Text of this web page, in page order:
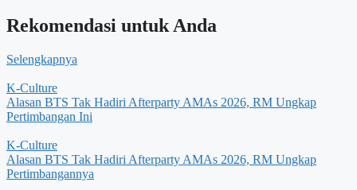
Rekomendasi untuk Anda
Selengkapnya
K-Culture
Alasan BTS Tak Hadiri Afterparty AMAs 2026, RM Ungkap
Pertimbangan Ini
K-Culture
Alasan BTS Tak Hadiri Afterparty AMAs 2026, RM Ungkap
Pertimbangannya